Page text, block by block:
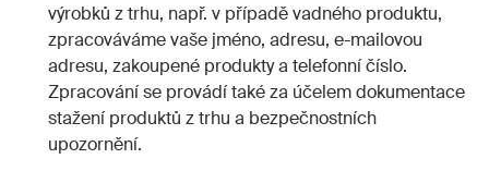
výrobků z trhu, např. v případě vadného produktu,
zpracováváme vaše jméno, adresu, e-mailovou
adresu, zakoupené produkty a telefonní číslo.
Zpracování se provádí také za účelem dokumentace
stažení produktů z trhu a bezpečnostních
upozornění.